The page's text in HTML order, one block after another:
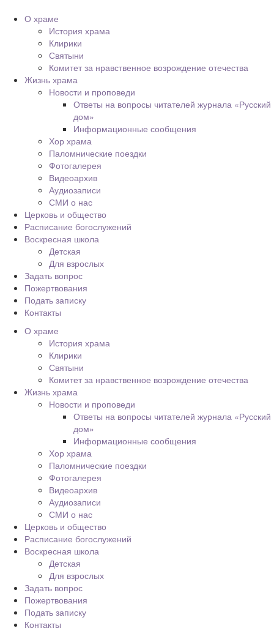
О храме
История храма
Клирики
Святыни
Комитет за нравственное возрождение отечества
Жизнь храма
Новости и проповеди
Ответы на вопросы читателей журнала «Русский
дом»
Информационные сообщения
Хор храма
Паломнические поездки
Фотогалерея
Видеоархив
Аудиозаписи
СМИ о нас
Церковь и общество
Расписание богослужений
Воскресная школа
Детская
Для взрослых
Задать вопрос
Пожертвования
Подать записку
Контакты
О храме
История храма
Клирики
Святыни
Комитет за нравственное возрождение отечества
Жизнь храма
Новости и проповеди
Ответы на вопросы читателей журнала «Русский
дом»
Информационные сообщения
Хор храма
Паломнические поездки
Фотогалерея
Видеоархив
Аудиозаписи
СМИ о нас
Церковь и общество
Расписание богослужений
Воскресная школа
Детская
Для взрослых
Задать вопрос
Пожертвования
Подать записку
Контакты